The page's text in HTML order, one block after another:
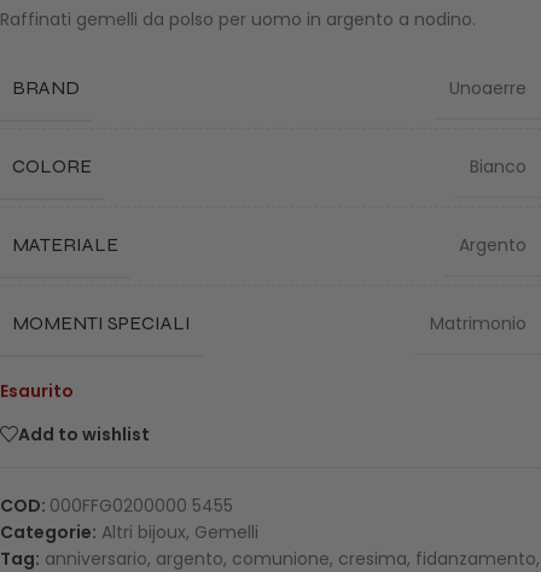
Raffinati gemelli da polso per uomo in argento a nodino.
BRAND Unoaerre
COLORE Bianco
MATERIALE Argento
MOMENTI SPECIALI Matrimonio
Esaurito
Add to wishlist
COD: 000FFG0200000 5455
Categorie: Altri bijoux, Gemelli
Tag: anniversario, argento, comunione, cresima, fidanzamento,